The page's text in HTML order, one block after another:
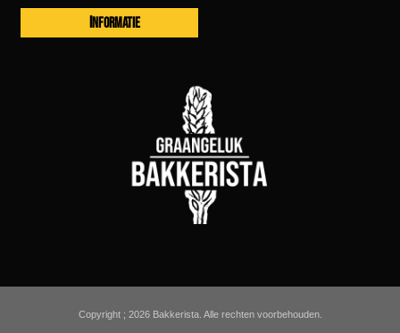
INFORMATIE
Copyright ; 2026 Bakkerista. Alle rechten voorbehouden.